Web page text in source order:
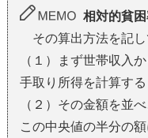
相対的貧
その算出方法を記し
（１）まず世帯収入
手取り所得を計算する
（２）その金額を並
この中央値の半分の